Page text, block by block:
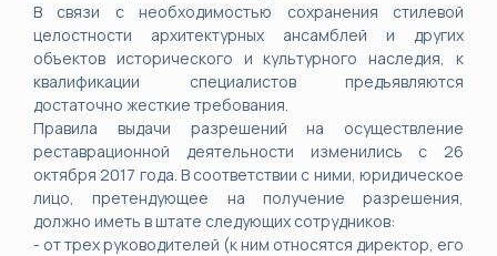
В связи с необходимостью сохранения стилевой
целостности архитектурных ансамблей и других
объектов исторического и культурного наследия, к
квалификации специалистов предъявляются
достаточно жесткие требования.
Правила выдачи разрешений на осуществление
реставрационной деятельности изменились с 26
октября 2017 года. В соответствии с ними, юридическое
лицо, претендующее на получение разрешения,
должно иметь в штате следующих сотрудников:
- от трех руководителей (к ним относятся директор, его